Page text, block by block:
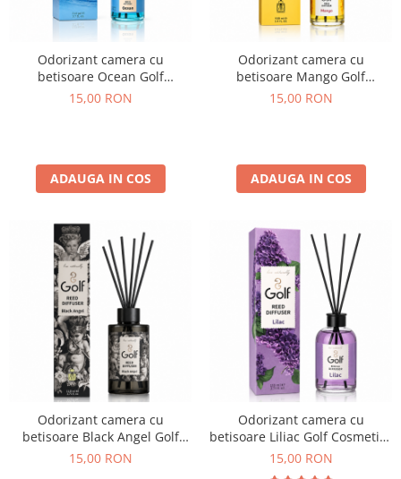
Odorizant camera cu
betisoare Ocean Golf
Cosmetics 110 ml
15,00 RON
ADAUGA IN COS
Odorizant camera cu
betisoare Mango Golf
Cosmetics 110 ml
15,00 RON
ADAUGA IN COS
Odorizant camera cu
betisoare Black Angel Golf
Cosmetics 110 ml
15,00 RON
Odorizant camera cu
betisoare Liliac Golf Cosmetics
110 ml
15,00 RON